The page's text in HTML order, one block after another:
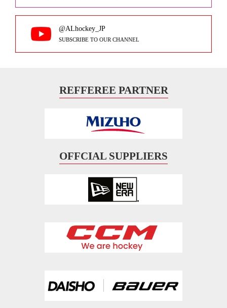
@ALhockey_JP
SUBSCRIBE TO OUR CHANNEL
REFFEREE PARTNER
OFFCIAL SUPPLIERS